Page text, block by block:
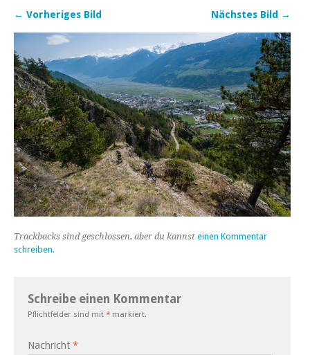
← Vorheriges Bild Nächstes Bild →
Trackbacks sind geschlossen, aber du kannst einen Kommentar
schreiben.
Schreibe einen Kommentar
Pflichtfelder sind mit * markiert.
Nachricht *